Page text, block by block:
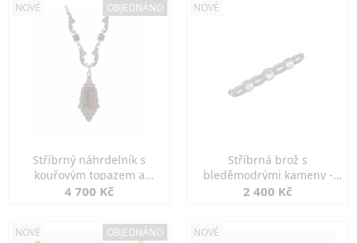
NOVÉ OBJEDNÁNO
Stříbrný náhrdelník s
kouřovým topazem a
markazity
4 700 Kč
NOVÉ
Stříbrná brož s
bleděmodrými kameny -
jemná elegance
2 400 Kč
NOVÉ OBJEDNÁNO NOVÉ